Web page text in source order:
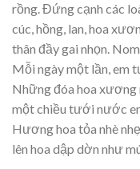
rồng. Đứng cạnh các
cúc, hồng, lan, hoa
thân đầy gai nhọn.
Mỗi ngày một lần, em
Những đóa hoa xương
một chiều tưới nước
Hương hoa tỏa nhè
lên hoa dập dờn như